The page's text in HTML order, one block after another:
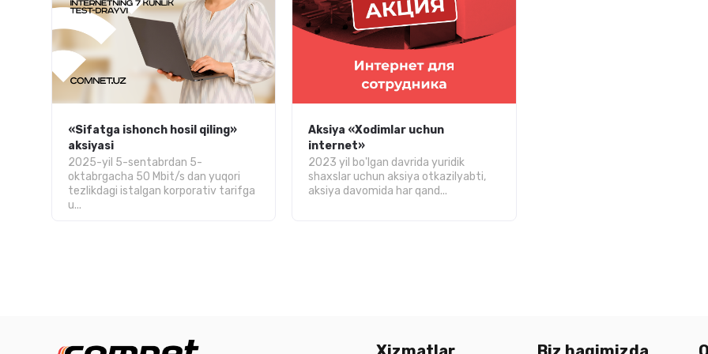
«Sifatga ishonch hosil qiling»
aksiyasi
2025-yil 5-sentabrdan 5-
oktabrgacha 50 Mbit/s dan yuqori
tezlikdagi istalgan korporativ tarifga
u...
Aksiya «Xodimlar uchun
internet»
2023 yil bo'lgan davrida yuridik
shaxslar uchun aksiya otkazilyabti,
aksiya davomida har qand...